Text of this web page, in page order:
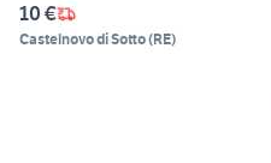
10 €
Castelnovo di Sotto(RE)